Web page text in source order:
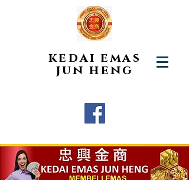
kedai emas
jun heng